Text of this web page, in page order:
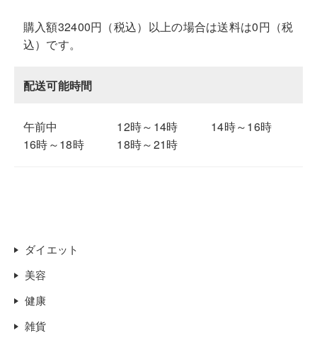
購入額32400円（税込）以上の場合は送料は0円（税
込）です。
配送可能時間
午前中 12時～14時
14時～16時
16時～18時
18時～21時
ダイエット
美容
健康
雑貨